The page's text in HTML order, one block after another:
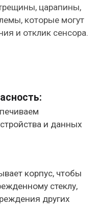
царапины,
которые могут
и отклик сенсора.
и данных
корпус, чтобы
стеклу,
других